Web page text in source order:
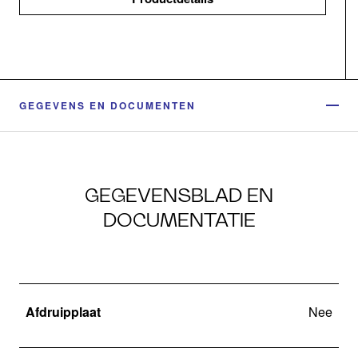
GEGEVENS EN DOCUMENTEN
GEGEVENSBLAD EN
DOCUMENTATIE
Afdruipplaat Nee